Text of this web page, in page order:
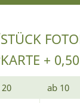
+
ab 10